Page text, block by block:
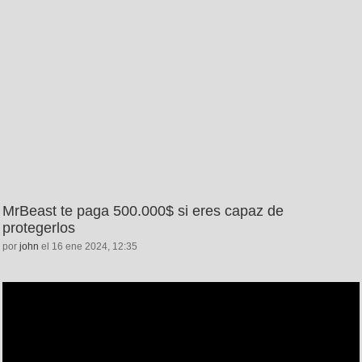
MrBeast te paga 500.000$ si eres capaz de
protegerlos
por john el 16 ene 2024, 12:35